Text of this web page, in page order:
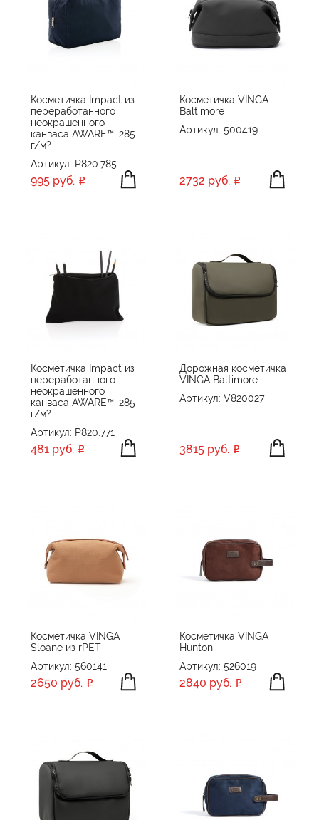
Косметичка Impact из
переработанного
неокрашенного
канваса AWARE™, 285
г/м?
Артикул: P820.785
995 руб.
Косметичка VINGA
Baltimore
Артикул: 500419
2732 руб.
Косметичка Impact из
переработанного
неокрашенного
канваса AWARE™, 285
г/м?
Артикул: P820.771
481 руб.
Дорожная косметичка
VINGA Baltimore
Артикул: V820027
3815 руб.
Косметичка VINGA
Sloane из rPET
Артикул: 560141
2650 руб.
Косметичка VINGA
Hunton
Артикул: 526019
2840 руб.